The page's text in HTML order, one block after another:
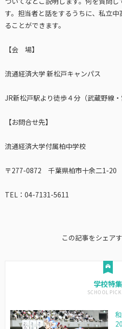
す。担当者と話をするうちに、私立
ることができます。
【会 場】
流通経済大学 新松戸キャンパス
JR新松戸駅より徒歩４分（武蔵野線・
【お問合せ先】
流通経済大学付属柏中学校
〒277-0872 千葉県柏市十余二1-20
TEL：04-7131-5611
この記事をシェア
学校特集